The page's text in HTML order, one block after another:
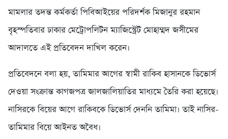
মামলার তদন্ত কর্মকর্তা পিবিআইয়ের পরিদর্শক মিজানুর রহমান
বৃহস্পতিবার ঢাকার মেট্রোপলিটন ম্যাজিস্ট্রেট মোহাম্মদ জসীমের
আদালতে এই প্রতিবেদন দাখিল করেন।
প্রতিবেদনে বলা হয়, তামিমার আগের স্বামী রাকিব হাসানকে ডিভোর্স
দেওয়া সংক্রান্ত কাগজপত্র জালজালিয়াতির মাধ্যমে তৈরি করা হয়েছে।
নাসিরকে বিয়ের আগে রাকিবকে ডিভোর্স দেননি তামিমা। তাই নাসির-
তামিমার বিয়ে আইনত অবৈধ।